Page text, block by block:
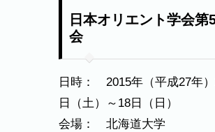
日本オリエント学会第
会
日時： 2015年（平成27年
日（土）～18日（日）
会場： 北海道大学